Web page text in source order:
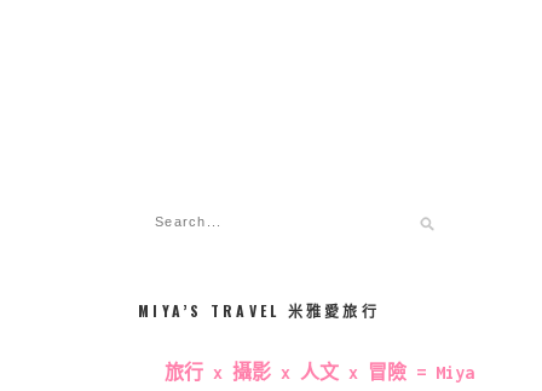
MIYA’S TRAVEL 米雅愛旅行
旅行 x 攝影 x 人文 x 冒險 = Miya